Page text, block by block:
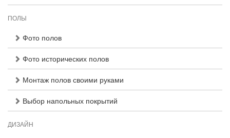
ПОЛЫ
Фото полов
Фото исторических полов
Монтаж полов своими руками
Выбор напольных покрытий
ДИЗАЙН